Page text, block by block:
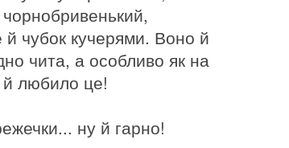
чубок кучерями. Воно й
чита, а особливо як на
любило це!
ну й гарно!